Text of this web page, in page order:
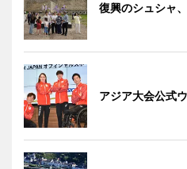
復興のシュシャ
アジア大会公式